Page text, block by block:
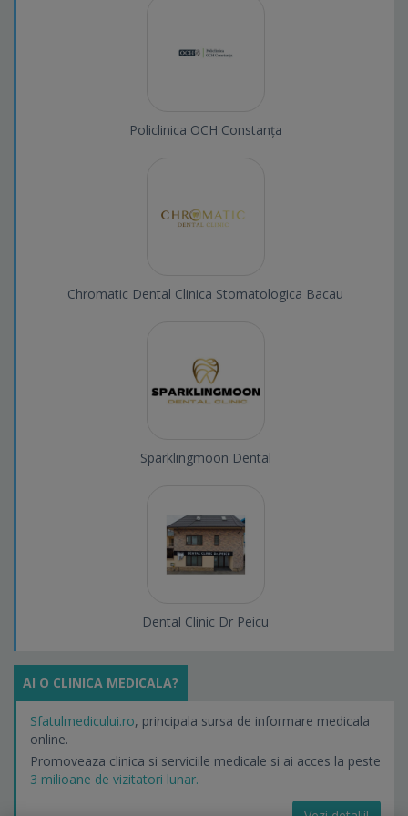
Policlinica OCH Constanța
Chromatic Dental Clinica Stomatologica Bacau
Sparklingmoon Dental
Dental Clinic Dr Peicu
AI O CLINICA MEDICALA?
Sfatulmedicului.ro, principala sursa de informare medicala
online.
Promoveaza clinica si serviciile medicale si ai acces la peste
3 milioane de vizitatori lunar.